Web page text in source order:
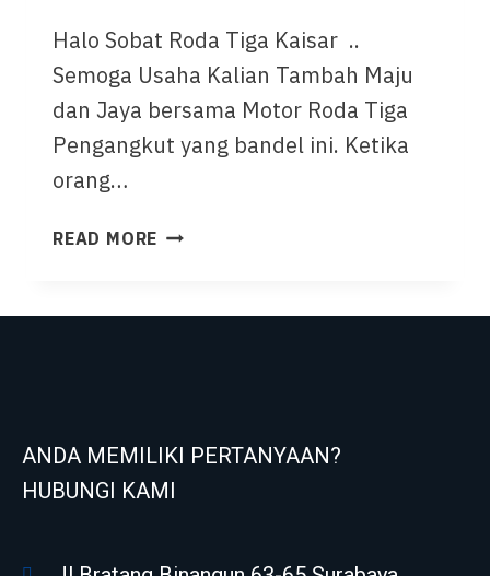
Halo Sobat Roda Tiga Kaisar ..
Semoga Usaha Kalian Tambah Maju
dan Jaya bersama Motor Roda Tiga
Pengangkut yang bandel ini. Ketika
orang…
READ MORE
ANDA MEMILIKI PERTANYAAN?
HUBUNGI KAMI